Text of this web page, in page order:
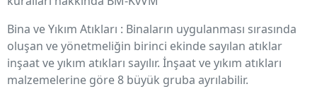
Bina ve Yıkım Atıkları : Binaların uygulanması sırasında
oluşan ve yönetmeliğin birinci ekinde sayılan atıklar
inşaat ve yıkım atıkları sayılır. İnşaat ve yıkım atıkları
malzemelerine göre 8 büyük gruba ayrılabilir.